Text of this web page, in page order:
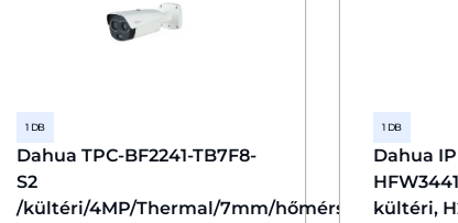
1 DB
Dahua TPC-BF2241-TB7F8-
S2
/kültéri/4MP/Thermal/7mm/hőmérséklet
1 DB
Dahua
kültéri,